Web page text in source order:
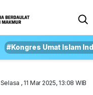
#Kongres Umat Islam
Selasa , 11 Mar 2025, 13:08 WIB